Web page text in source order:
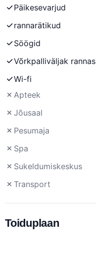
Päikesevarjud
rannarätikud
Söögid
Võrkpalliväljak rannas
Wi-fi
Apteek
Jõusaal
Pesumaja
Spa
Sukeldumiskeskus
Transport
Toiduplaan